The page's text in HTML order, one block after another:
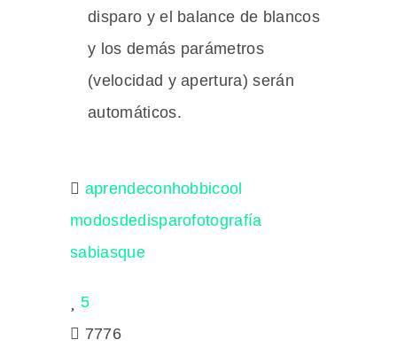
disparo y el balance de blancos
y los demás parámetros
(velocidad y apertura) serán
automáticos.
aprendeconhobbicool
modosdedisparofotografía
sabiasque
5
7776